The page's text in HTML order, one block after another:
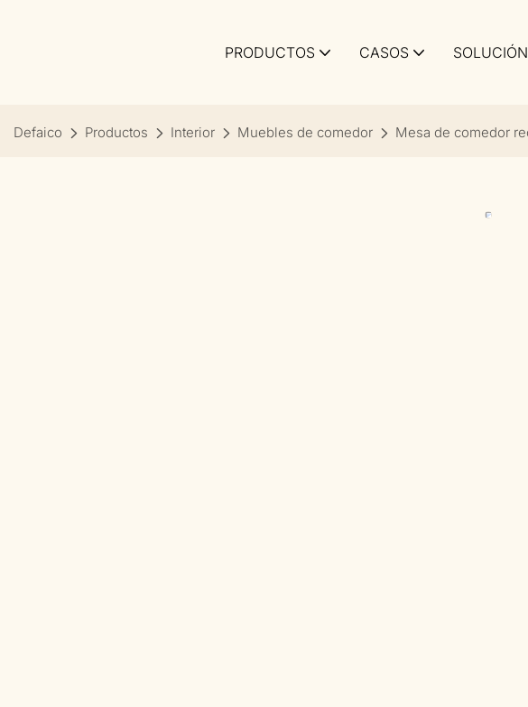
PRODUCTOS CASOS SOLUCIÓN
Defaico Productos Interior Muebles de comedor Mesa de comedor